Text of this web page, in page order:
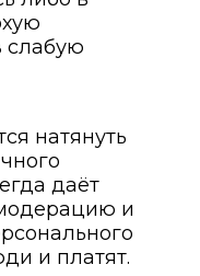
слабую
натянуть
даёт
и
и платят.